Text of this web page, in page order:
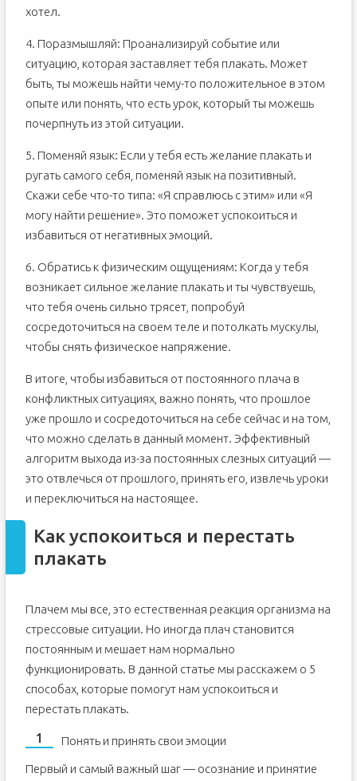
хотел.
4. Поразмышляй: Проанализируй событие или
ситуацию, которая заставляет тебя плакать. Может
быть, ты можешь найти чему-то положительное в этом
опыте или понять, что есть урок, который ты можешь
почерпнуть из этой ситуации.
5. Поменяй язык: Если у тебя есть желание плакать и
ругать самого себя, поменяй язык на позитивный.
Скажи себе что-то типа: «Я справлюсь с этим» или «Я
могу найти решение». Это поможет успокоиться и
избавиться от негативных эмоций.
6. Обратись к физическим ощущениям: Когда у тебя
возникает сильное желание плакать и ты чувствуешь,
что тебя очень сильно трясет, попробуй
сосредоточиться на своем теле и потолкать мускулы,
чтобы снять физическое напряжение.
В итоге, чтобы избавиться от постоянного плача в
конфликтных ситуациях, важно понять, что прошлое
уже прошло и сосредоточиться на себе сейчас и на том,
что можно сделать в данный момент. Эффективный
алгоритм выхода из-за постоянных слезных ситуаций —
это отвлечься от прошлого, принять его, извлечь уроки
и переключиться на настоящее.
Как успокоиться и перестать
плакать
Плачем мы все, это естественная реакция организма на
стрессовые ситуации. Но иногда плач становится
постоянным и мешает нам нормально
функционировать. В данной статье мы расскажем о 5
способах, которые помогут нам успокоиться и
перестать плакать.
Понять и принять свои эмоции
Первый и самый важный шаг — осознание и принятие